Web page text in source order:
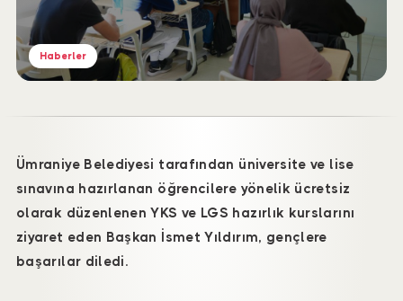
Ümraniye Belediyesi ’ni Takip Edin
Haberler
Ümraniye Belediyesi tarafından üniversite ve lise
sınavına hazırlanan öğrencilere yönelik ücretsiz
olarak düzenlenen YKS ve LGS hazırlık kurslarını
ziyaret eden Başkan İsmet Yıldırım, gençlere
başarılar diledi.